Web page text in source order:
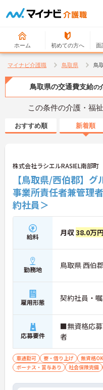
ホーム 初めての方へ 面
マイナビ介護職 鳥取県 鳥
鳥取県の交通費支給の
この条件の介護・福
おすすめ順 新着順
株式会社ラシエルRASIEL南部町
【鳥取県/西伯郡】
事業所責任者兼管理
約社員＞
給料 月収38.0万
勤務地 鳥取県 西伯
雇用形態 契約社員・
応募要件
■無資格応
者
車通勤可 寮・借り上げ 無資格OK
ボーナス・賞与あり
社会保険完備